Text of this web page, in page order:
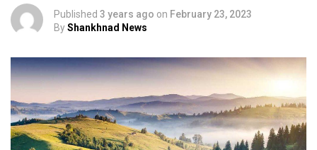
Published 3 years ago on February 23, 2023
ByShankhnad News